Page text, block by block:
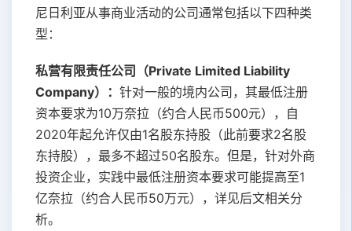
尼日利亚从事商业活动的公司通常包括以下四种类
型：
私营有限责任公司（Private Limited Liability
Company）： 针对一般的境内公司，其最低注册
资本要求为10万奈拉（约合人民币500元），自
2020年起允许仅由1名股东持股（此前要求2名股
东持股），最多不超过50名股东。但是，针对外商
投资企业，实践中最低注册资本要求可能提高至1
亿奈拉（约合人民币50万元），详见后文相关分
析。